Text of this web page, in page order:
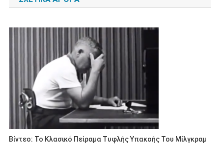
Βίντεο: Το Κλασικό Πείραμα Τυφλής Υπακοής Του Μίλγκραμ